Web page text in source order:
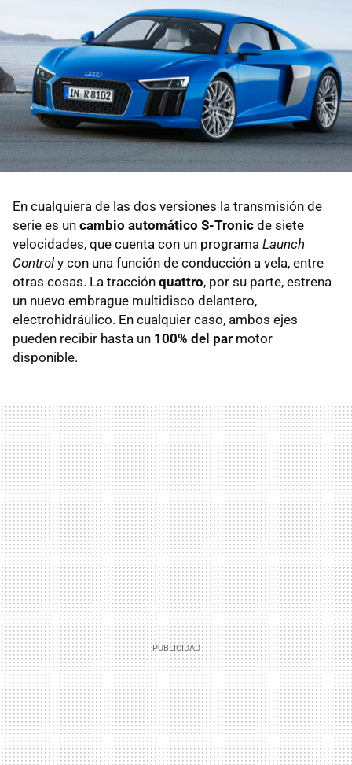
En cualquiera de las dos versiones la transmisión de
serie es un cambio automático S-Tronic de siete
velocidades, que cuenta con un programa Launch
Control y con una función de conducción a vela, entre
otras cosas. La tracción quattro, por su parte, estrena
un nuevo embrague multidisco delantero,
electrohidráulico. En cualquier caso, ambos ejes
pueden recibir hasta un 100% del par motor
disponible.